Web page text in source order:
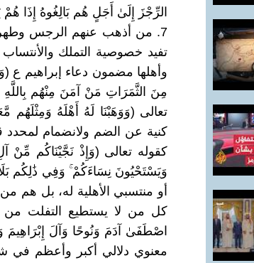
الرِّجْزَ إِلَىٰ أَجَلٍ هُم بَالِغُوهُ إِذَا هُمْ
7. من أذهب عنهم الرجس
تفيد خصوصية التملك
وأهلها مضمون دعاء إبراهيم ع
مِنَ الثَّمَرَاتِ مَنْ آمَنَ مِنْهُم بِاللَّهِ
تعالى (وَوَهَبْنَا لَهُ أَهْلَهُ وَمِثْلَهُم
كنية عن الضم ولانضمام لمحدد
كقوله تعالى (وَإِذْ نَجَّيْنَاكُم مِّنْ
وَيَسْتَحْيُونَ نِسَاءَكُمْ ۚ وَفِي ذَٰلِكُم
أو منتسبي الأهلية له، بل هم
كل من لا يستطيع التفلت من
اصْطَفَىٰ آدَمَ وَنُوحًا وَآلَ
معنوي دلالي أكبر وأعظم في